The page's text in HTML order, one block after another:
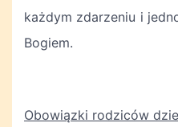
każdym zdarzeniu i
Bogiem.
Obowiązki rodziców